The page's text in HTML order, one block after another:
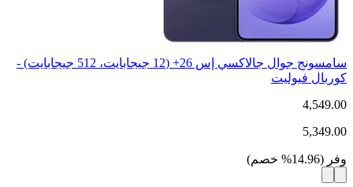
سامسونج جوال جالاكسي إس 26+ (12 جيجابايت، 512 جيجابايت) -
كوربال فيوليت
4,549.00
5,349.00
وفر (
14.96
% خصم)